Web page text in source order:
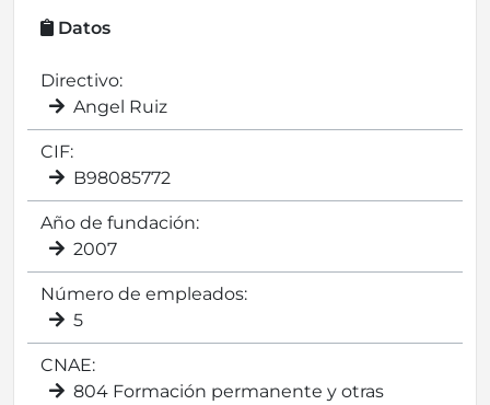
Datos
Directivo:
Angel Ruiz
CIF:
B98085772
Año de fundación:
2007
Número de empleados:
5
CNAE:
804 Formación permanente y otras